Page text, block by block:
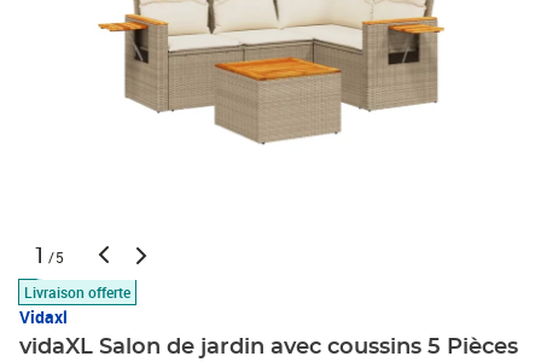
1 /5
Livraison offerte
Vidaxl
vidaXL Salon de jardin avec coussins 5 Pièces